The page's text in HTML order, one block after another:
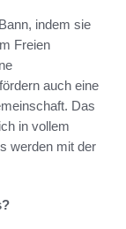
indem sie
Freien
auch eine
Das
in vollem
werden mit der